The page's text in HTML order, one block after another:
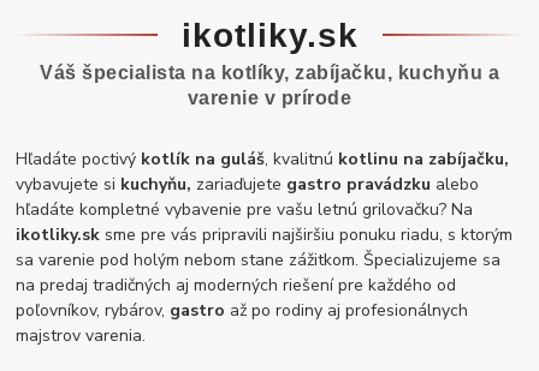
ikotliky.sk
Váš špecialista na kotlíky, zabíjačku, kuchyňu a
varenie v prírode
Hľadáte poctivý kotlík na guláš, kvalitnú kotlinu na zabíjačku,
vybavujete si kuchyňu, zariaďujete gastro pravádzku alebo
hľadáte kompletné vybavenie pre vašu letnú grilovačku? Na
ikotliky.sk sme pre vás pripravili najširšiu ponuku riadu, s ktorým
sa varenie pod holým nebom stane zážitkom. Špecializujeme sa
na predaj tradičných aj moderných riešení pre každého od
poľovníkov, rybárov, gastro až po rodiny aj profesionálnych
majstrov varenia.